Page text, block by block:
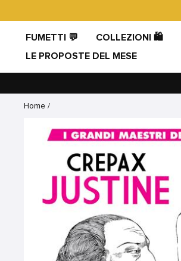
direttamente
contenuti
FUMETTI 💬 COLLEZIONI 🛍️
LE PROPOSTE DEL MESE
Home /